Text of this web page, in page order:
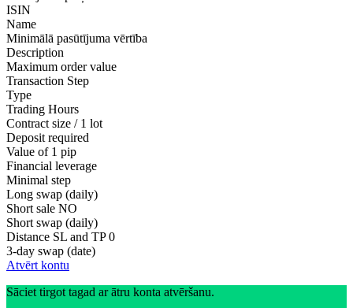
ISIN
Name
Minimālā pasūtījuma vērtība
Description
Maximum order value
Transaction Step
Type
Trading Hours
Contract size / 1 lot
Deposit required
Value of 1 pip
Financial leverage
Minimal step
Long swap (daily)
Short sale NO
Short swap (daily)
Distance SL and TP 0
3-day swap (date)
Atvērt kontu
Sāciet tirgot tagad ar ātru konta atvēršanu.